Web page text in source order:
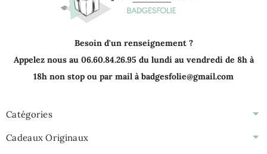
Besoin d'un renseignement ?
Appelez nous au 06.60.84.26.95 du lundi au vendredi de 8h à
18h non stop ou par mail à badgesfolie@gmail.com
Catégories
Cadeaux Originaux